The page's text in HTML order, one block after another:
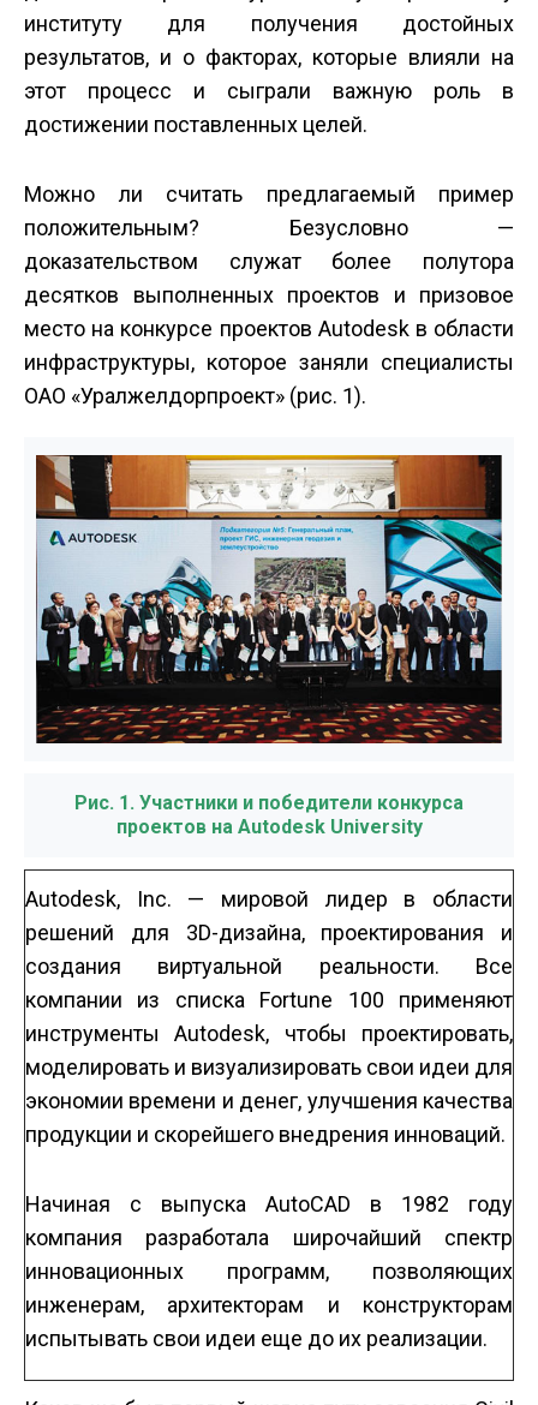
институту для получения достойных
результатов, и о факторах, которые влияли на
этот процесс и сыграли важную роль в
достижении поставленных целей.
Можно ли считать предлагаемый пример
положительным? Безусловно —
доказательством служат более полутора
десятков выполненных проектов и призовое
место на конкурсе проектов Autodesk в области
инфраструктуры, которое заняли специалисты
ОАО «Уралжелдорпроект» (рис. 1).
Рис. 1. Участники и победители конкурса
проектов на Autodesk University
Autodesk, Inc. — мировой лидер в области
решений для 3D-дизайна, проектирования и
создания виртуальной реальности. Все
компании из списка Fortune 100 применяют
инструменты Autodesk, чтобы проектировать,
моделировать и визуализировать свои идеи для
экономии времени и денег, улучшения качества
продукции и скорейшего внедрения инноваций.
Начиная с выпуска AutoCAD в 1982 году
компания разработала широчайший спектр
инновационных программ, позволяющих
инженерам, архитекторам и конструкторам
испытывать свои идеи еще до их реализации.